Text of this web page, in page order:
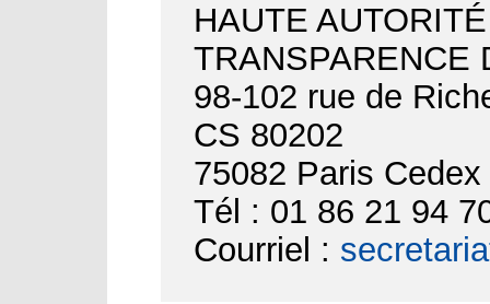
HAUTE
TRANSPARENCE
98-102 rue de
CS 80202
75082 Paris Cedex
Tél : 01 86 21 94
Courriel :